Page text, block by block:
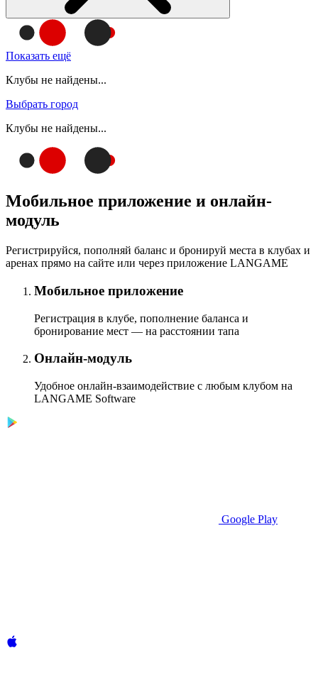
Показать ещё
Клубы не найдены...
Выбрать город
Клубы не найдены...
Мобильное приложение и онлайн-
модуль
Регистрируйся, пополняй баланс и бронируй места в клубах и
аренах прямо на сайте или через приложение LANGAME
Мобильное приложение
Регистрация в клубе, пополнение баланса и
бронирование мест — на расстоянии тапа
Онлайн-модуль
Удобное онлайн-взаимодействие с любым клубом на
LANGAME Software
Google Play